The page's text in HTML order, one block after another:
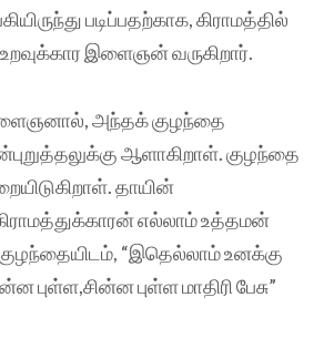
படிப்பதற்காக, கிராமத்தில்
இளைஞன் வருகிறார்.
அந்தக் குழந்தை
ஆளாகிறாள். குழந்தை
தாயின்
எல்லாம் உத்தமன்
“இதெல்லாம் உனக்கு
புள்ள,சின்ன புள்ள மாதிரி பேசு”